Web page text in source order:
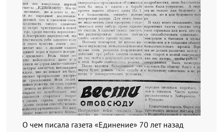
О чем писала газета «Единение» 70 лет назад